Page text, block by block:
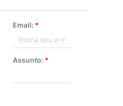
Email: *
Assunto: *